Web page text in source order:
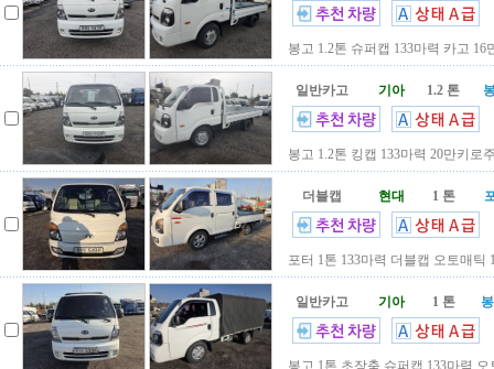
봉고 1.2톤 슈퍼캡 133마력 카고 16
일반카고 기아 1.2 톤
봉고 1.2톤 킹캡 133마력 20만키로
더블캡 현대 1 톤
포터 1톤 133마력 더블캡 오토매틱
일반카고 기아 1 톤
봉고 1톤 초장축 슈퍼캡 133마력